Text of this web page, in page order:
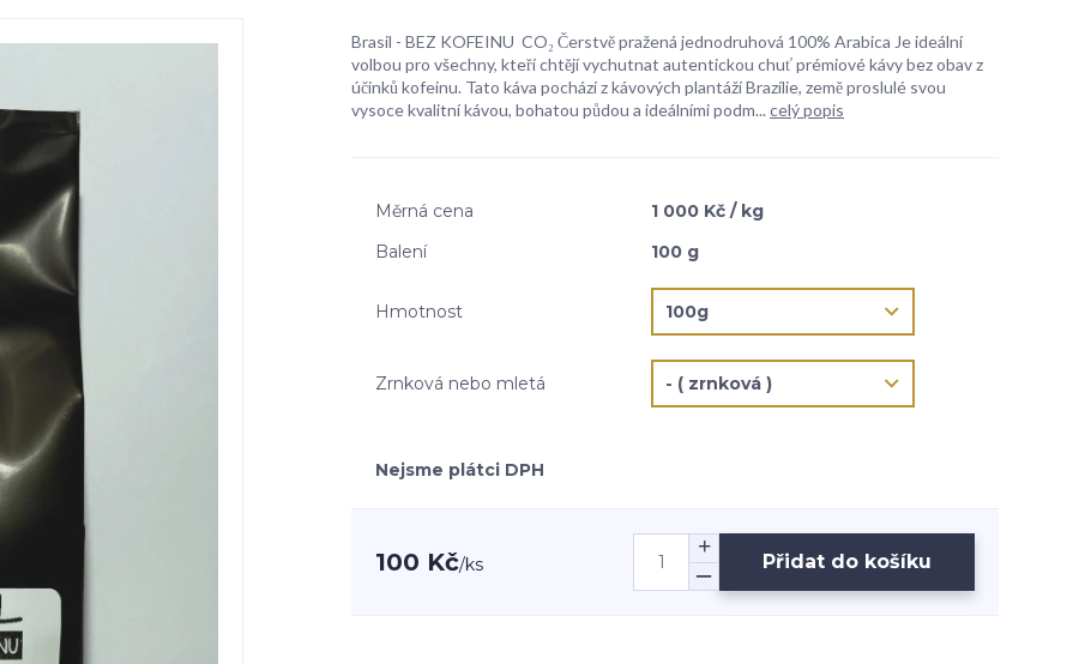
Brasil - BEZ KOFEINU CO₂ Čerstvě pražená jednodruhová 100% Arabica Je ideální
volbou pro všechny, kteří chtějí vychutnat autentickou chuť prémiové kávy bez obav z
účinků kofeinu. Tato káva pochází z kávových plantáží Brazílie, země proslulé svou
vysoce kvalitní kávou, bohatou půdou a ideálními podm... celý popis
Měrná cena
1 000 Kč / kg
Balení
100 g
Hmotnost
Zrnková nebo mletá
Nejsme plátci DPH
100 Kč/ks Přidat do košíku